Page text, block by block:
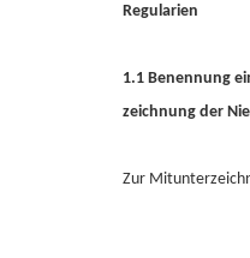
Regularien
1.1 Benennung
zeichnung der
Zur